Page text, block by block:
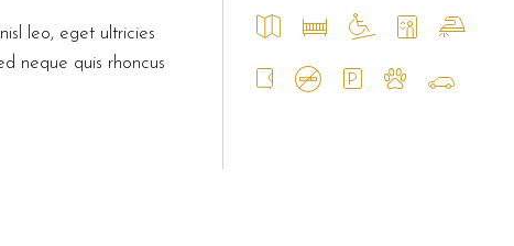
leo, eget ultricies
neque quis rhoncus